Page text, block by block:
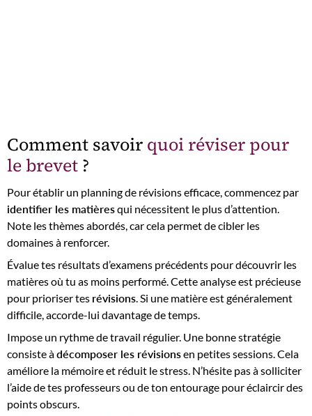
Comment savoir quoi réviser pour
le brevet ?
Pour établir un planning de révisions efficace, commencez par
identifier les matièresqui nécessitent le plus d’attention.
Note les thèmes abordés, car cela permet de cibler les
domaines à renforcer.
Évalue tes résultats d’examens précédents pour découvrir les
matières où tu as moins performé. Cette analyse est précieuse
pour prioriser tes révisions. Si une matière est généralement
difficile, accorde-lui davantage de temps.
Impose un rythme de travail régulier. Une bonne stratégie
consiste àdécomposer les révisionsen petites sessions. Cela
améliore la mémoire et réduit le stress. N’hésite pas à solliciter
l’aide de tes professeurs ou de ton entourage pour éclaircir des
points obscurs.